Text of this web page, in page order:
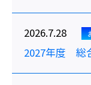
2026.7.28
2027年度 総